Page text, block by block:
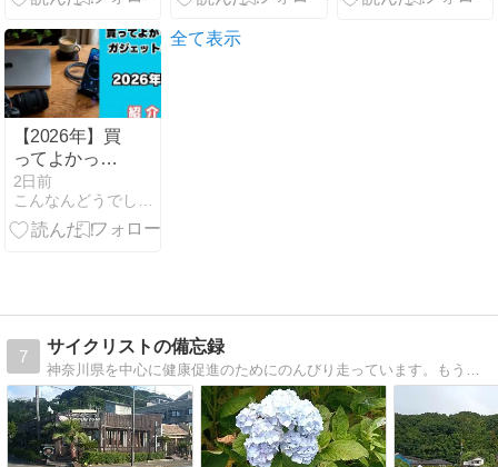
【2026年】買
ってよかった
ガジェット8
選｜ブログ2
年目が選ぶ一
2日前
こんなんどうでしょう
全て表示
7
サイクリストの備忘録
神奈川県を中心に健康促進のためにのんびり走っています。もう定年退職して体力もなくなってきたので速く走ることは出来なくなってしまいました。